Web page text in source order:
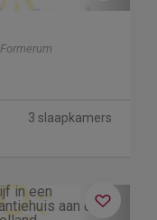
Formerum
3 slaapkamers
Next